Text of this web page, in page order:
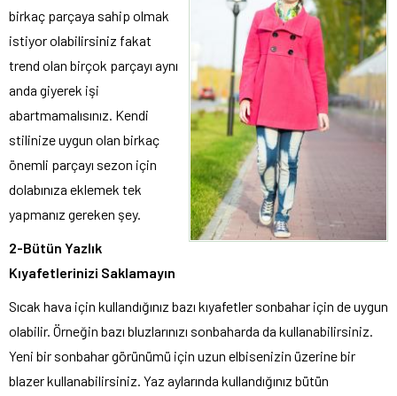
birkaç parçaya sahip olmak
istiyor olabilirsiniz fakat
trend olan birçok parçayı aynı
anda giyerek işi
abartmamalısınız. Kendi
stilinize uygun olan birkaç
önemli parçayı sezon için
dolabınıza eklemek tek
yapmanız gereken şey.
2-Bütün Yazlık
Kıyafetlerinizi Saklamayın
Sıcak hava için kullandığınız bazı kıyafetler sonbahar için de uygun
olabilir. Örneğin bazı bluzlarınızı sonbaharda da kullanabilirsiniz.
Yeni bir sonbahar görünümü için uzun elbisenizin üzerine bir
blazer kullanabilirsiniz. Yaz aylarında kullandığınız bütün